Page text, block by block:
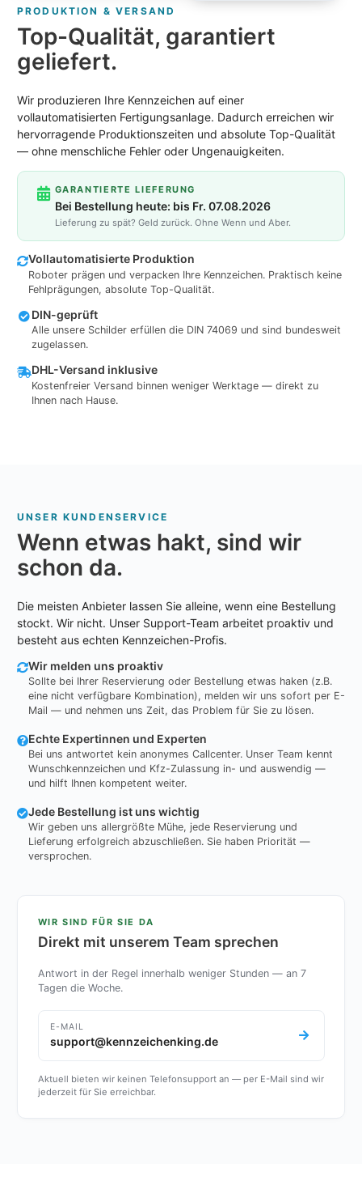
PRODUKTION & VERSAND
Top-Qualität, garantiert
geliefert.
Wir produzieren Ihre Kennzeichen auf einer
vollautomatisierten Fertigungsanlage. Dadurch erreichen wir
hervorragende Produktionszeiten und absolute Top-Qualität
— ohne menschliche Fehler oder Ungenauigkeiten.
GARANTIERTE LIEFERUNG
Bei Bestellung heute: bis Fr. 07.08.2026
Lieferung zu spät? Geld zurück. Ohne Wenn und Aber.
Vollautomatisierte Produktion
Roboter prägen und verpacken Ihre Kennzeichen. Praktisch keine
Fehlprägungen, absolute Top-Qualität.
DIN-geprüft
Alle unsere Schilder erfüllen die DIN 74069 und sind bundesweit
zugelassen.
DHL-Versand inklusive
Kostenfreier Versand binnen weniger Werktage — direkt zu
Ihnen nach Hause.
UNSER KUNDENSERVICE
Wenn etwas hakt, sind wir
schon da.
Die meisten Anbieter lassen Sie alleine, wenn eine Bestellung
stockt. Wir nicht. Unser Support-Team arbeitet proaktiv und
besteht aus echten Kennzeichen-Profis.
Wir melden uns proaktiv
Sollte bei Ihrer Reservierung oder Bestellung etwas haken (z.B.
eine nicht verfügbare Kombination), melden wir uns sofort per E-
Mail — und nehmen uns Zeit, das Problem für Sie zu lösen.
Echte Expertinnen und Experten
Bei uns antwortet kein anonymes Callcenter. Unser Team kennt
Wunschkennzeichen und Kfz-Zulassung in- und auswendig —
und hilft Ihnen kompetent weiter.
Jede Bestellung ist uns wichtig
Wir geben uns allergrößte Mühe, jede Reservierung und
Lieferung erfolgreich abzuschließen. Sie haben Priorität —
versprochen.
WIR SIND FÜR SIE DA
Direkt mit unserem Team sprechen
Antwort in der Regel innerhalb weniger Stunden — an 7
Tagen die Woche.
E-MAIL
support@kennzeichenking.de
Aktuell bieten wir keinen Telefonsupport an — per E-Mail sind wir
jederzeit für Sie erreichbar.